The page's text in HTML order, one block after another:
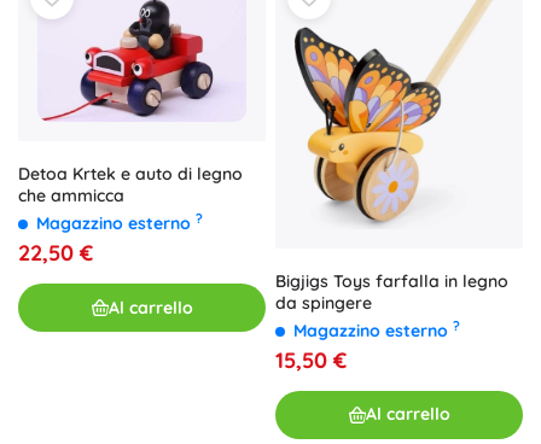
Detoa Krtek e auto di legno
che ammicca
Magazzino esterno ?
22,50 €
Al carrello
Bigjigs Toys farfalla in legno
da spingere
Magazzino esterno ?
15,50 €
Al carrello